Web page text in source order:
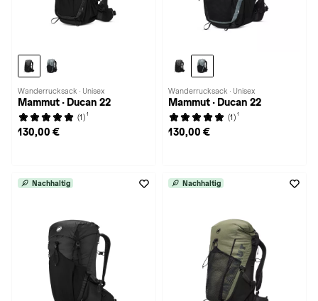
Wanderrucksack · Unisex
Mammut · Ducan 22
(1) 1
130,00 €
Wanderrucksack · Unisex
Mammut · Ducan 22
(1) 1
130,00 €
Nachhaltig Nachhaltig